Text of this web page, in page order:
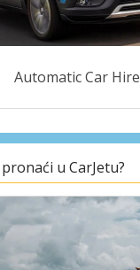
Automatic Car Hire
u CarJetu?